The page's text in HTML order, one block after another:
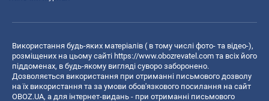
Використання будь-яких матеріалів ( в тому числі фото- та відео-),
розміщених на цьому сайті https://www.obozrevatel.com та всіх його
піддоменах, в будь-якому вигляді суворо заборонено.
Дозволяється використання при отриманні письмового дозволу
на їх використання та за умови обов'язкового посилання на сайт
OBOZ.UA, а для інтернет-видань - при отриманні письмового